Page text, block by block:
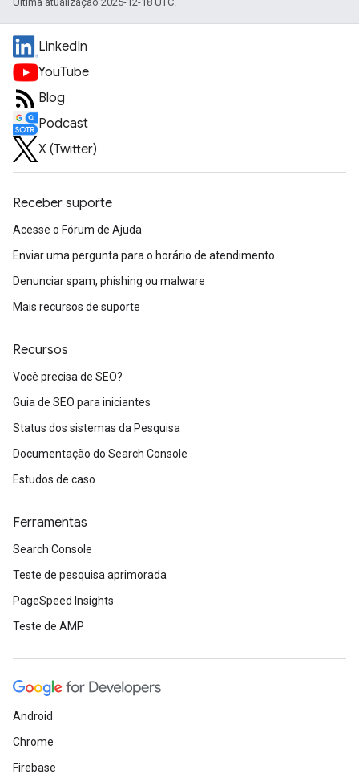
LinkedIn
YouTube
Blog
Podcast
X (Twitter)
Receber suporte
Acesse o Fórum de Ajuda
Enviar uma pergunta para o horário de atendimento
Denunciar spam, phishing ou malware
Mais recursos de suporte
Recursos
Você precisa de SEO?
Guia de SEO para iniciantes
Status dos sistemas da Pesquisa
Documentação do Search Console
Estudos de caso
Ferramentas
Search Console
Teste de pesquisa aprimorada
PageSpeed Insights
Teste de AMP
Android
Chrome
Firebase